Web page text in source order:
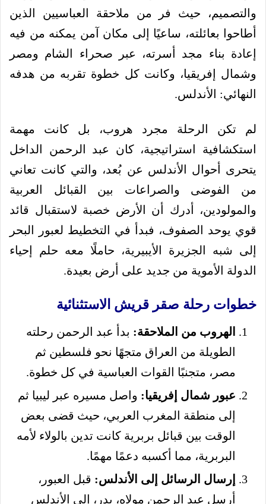
والتصميم، حيث فر من ملاحقة العباسيين الذين
أطاحوا بعائلته، ساعيًا إلى مكان آمن يمكنه من فيه
إعادة بناء مجد أسرته، عبر صحراء الشام ومصر
وشمال إفريقيا، وكانت كل خطوة تقربه من هدفه
النهائي: الأندلس.
لم تكن الرحلة مجرد هروب، بل كانت مهمة
استكشافية استراتيجية، كان عبد الرحمن الداخل
يتحرى أحوال الأندلس عن بُعد، والتي كانت تعاني
من الفوضى والصراعات بين القبائل العربية
والمولودين، أدرك أن الأرض خصبة لاستقبال قائد
قوي يوحد الصفوف، فبدأ في التخطيط لعبور البحر
إلى شبه الجزيرة الأيبيرية، حاملًا معه حلم إحياء
الدولة الأموية من جديد على أرض بعيدة.
خطوات رحلة صقر قريش الاستثنائية
الهروب من الملاحقة: بدأ عبد الرحمن رحلته
الطويلة من العراق متجهًا نحو فلسطين ثم
مصر، متجنبًا القوات العباسية في كل خطوة.
عبور شمال إفريقيا: واصل مسيره عبر ليبيا ثم
إلى منطقة المغرب العربي، حيث قضى بعض
الوقت بين قبائل بربرية كانت تدين بالولاء لأمه
البربرية، مما أكسبه دعمًا مهمًا.
إرسال الرسائل إلى الأندلس: قبل العبور،
أرسل عبد الرحمن مولاه، بدر، إلى الأندلس